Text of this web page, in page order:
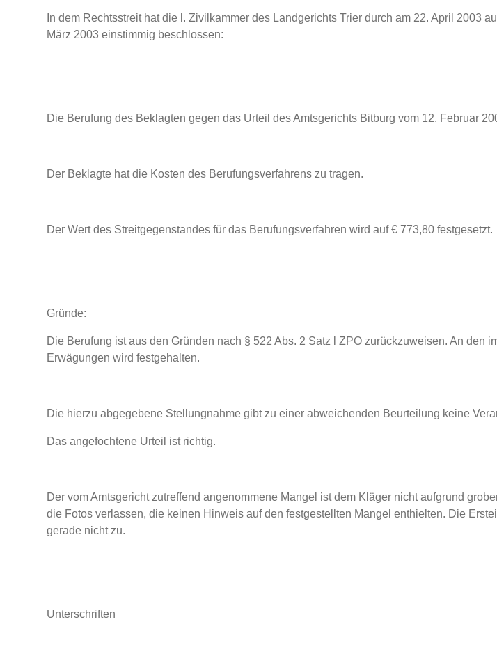
In dem Rechtsstreit hat die l. Zivilkammer des Landgerichts Trier durch am 22. April 2003
März 2003 einstimmig beschlossen:
Die Berufung des Beklagten gegen das Urteil des Amtsgerichts Bitburg vom 12. Februar
Der Beklagte hat die Kosten des Berufungsverfahrens zu tragen.
Der Wert des Streitgegenstandes für das Berufungsverfahren wird auf € 773,80 festgesetzt.
Gründe:
Die Berufung ist aus den Gründen nach § 522 Abs. 2 Satz l ZPO zurückzuweisen. An den
Erwägungen wird festgehalten.
Die hierzu abgegebene Stellungnahme gibt zu einer abweichenden Beurteilung keine
Das angefochtene Urteil ist richtig.
Der vom Amtsgericht zutreffend angenommene Mangel ist dem Kläger nicht aufgrund
die Fotos verlassen, die keinen Hinweis auf den festgestellten Mangel enthielten. Die
gerade nicht zu.
Unterschriften